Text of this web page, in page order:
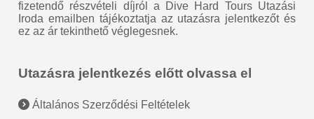
fizetendő részvételi díjról a Dive Hard Tours Utazási
Iroda emailben tájékoztatja az utazásra jelentkezőt és
ez az ár tekinthető véglegesnek.
Utazásra jelentkezés előtt olvassa el
Általános Szerződési Feltételek